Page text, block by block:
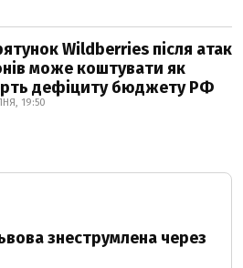
Wildberries після атак
може коштувати як
дефіциту бюджету РФ
19:50
знеструмлена через